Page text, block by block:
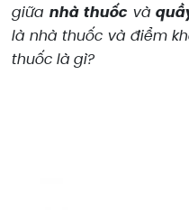
giữa nhà thuốcvà
là nhà thuốc và điểm
thuốc là gì?